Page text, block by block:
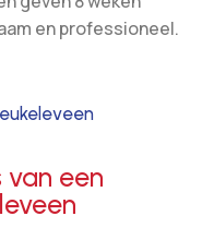
en professioneel.
een